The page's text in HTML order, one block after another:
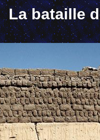
La bataille